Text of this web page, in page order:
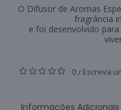
O Difusor de Aromas
fragrância
e foi desenvolvido
0 / Escreva
Informações Adicionais